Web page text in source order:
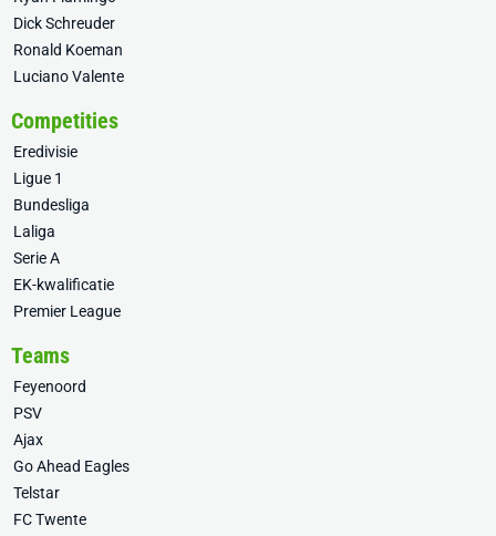
Dick Schreuder
Ronald Koeman
Luciano Valente
Competities
Eredivisie
Ligue 1
Bundesliga
Laliga
Serie A
EK-kwalificatie
Premier League
Teams
Feyenoord
PSV
Ajax
Go Ahead Eagles
Telstar
FC Twente